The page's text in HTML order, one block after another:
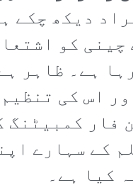
دیکھ چکے
کو
ہے۔ ظاہر
اس کی
فار کمبیٹنگ
کے سہارے
کیا ہے۔